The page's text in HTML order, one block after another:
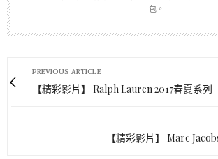
包。
PREVIOUS ARTICLE
【精彩影片】 Ralph Lauren 2017春夏系列
【精彩影片】 Marc